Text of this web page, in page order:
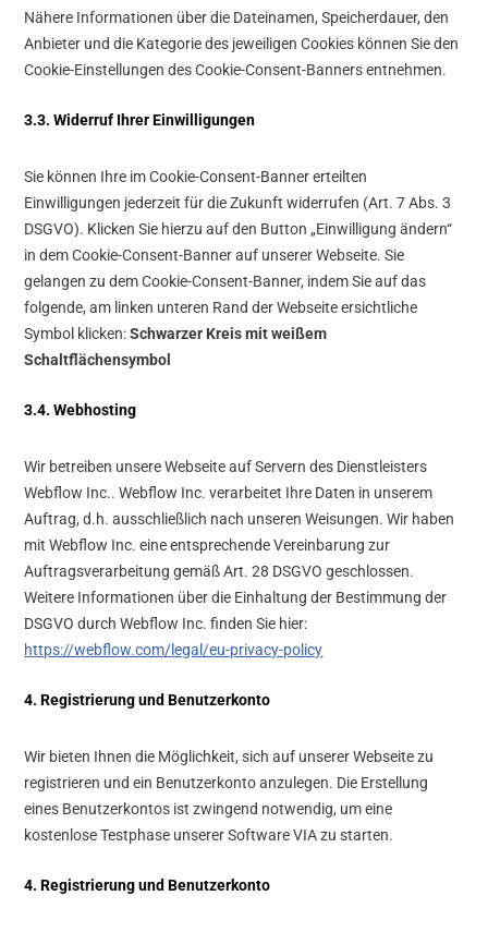
Nähere Informationen über die Dateinamen, Speicherdauer, den
Anbieter und die Kategorie des jeweiligen Cookies können Sie den
Cookie-Einstellungen des Cookie-Consent-Banners entnehmen.
3.3. Widerruf Ihrer Einwilligungen
Sie können Ihre im Cookie-Consent-Banner erteilten
Einwilligungen jederzeit für die Zukunft widerrufen (Art. 7 Abs. 3
DSGVO). Klicken Sie hierzu auf den Button „Einwilligung ändern“
in dem Cookie-Consent-Banner auf unserer Webseite. Sie
gelangen zu dem Cookie-Consent-Banner, indem Sie auf das
folgende, am linken unteren Rand der Webseite ersichtliche
Symbol klicken:Schwarzer Kreis mit weißem
Schaltflächensymbol
3.4. Webhosting
Wir betreiben unsere Webseite auf Servern des Dienstleisters
Webflow Inc.. Webflow Inc. verarbeitet Ihre Daten in unserem
Auftrag, d.h. ausschließlich nach unseren Weisungen. Wir haben
mit Webflow Inc. eine entsprechende Vereinbarung zur
Auftragsverarbeitung gemäß Art. 28 DSGVO geschlossen.
Weitere Informationen über die Einhaltung der Bestimmung der
DSGVO durch Webflow Inc. finden Sie hier:
https://webflow.com/legal/eu-privacy-policy
4. Registrierung und Benutzerkonto
Wir bieten Ihnen die Möglichkeit, sich auf unserer Webseite zu
registrieren und ein Benutzerkonto anzulegen. Die Erstellung
eines Benutzerkontos ist zwingend notwendig, um eine
kostenlose Testphase unserer Software VIA zu starten.
4. Registrierung und Benutzerkonto